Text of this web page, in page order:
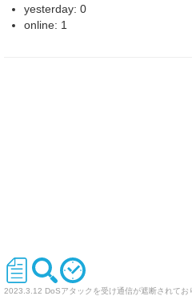
yesterday: 0
online: 1
2023.3.12 DoSアタックを受け通信が遮断されてお